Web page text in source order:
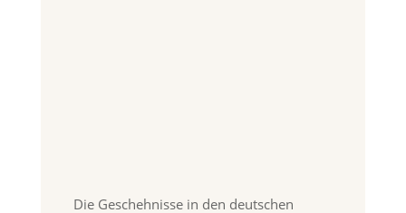
Die Geschehnisse in den deutschen